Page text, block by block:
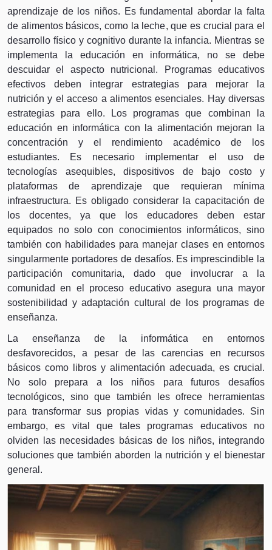
aprendizaje de los niños. Es fundamental abordar la falta
de alimentos básicos, como la leche, que es crucial para el
desarrollo físico y cognitivo durante la infancia. Mientras se
implementa la educación en informática, no se debe
descuidar el aspecto nutricional. Programas educativos
efectivos deben integrar estrategias para mejorar la
nutrición y el acceso a alimentos esenciales. Hay diversas
estrategias para ello. Los programas que combinan la
educación en informática con la alimentación mejoran la
concentración y el rendimiento académico de los
estudiantes. Es necesario implementar el uso de
tecnologías asequibles, dispositivos de bajo costo y
plataformas de aprendizaje que requieran mínima
infraestructura. Es obligado considerar la capacitación de
los docentes, ya que los educadores deben estar
equipados no solo con conocimientos informáticos, sino
también con habilidades para manejar clases en entornos
singularmente portadores de desafíos. Es imprescindible la
participación comunitaria, dado que involucrar a la
comunidad en el proceso educativo asegura una mayor
sostenibilidad y adaptación cultural de los programas de
enseñanza.
La enseñanza de la informática en entornos
desfavorecidos, a pesar de las carencias en recursos
básicos como libros y alimentación adecuada, es crucial.
No solo prepara a los niños para futuros desafíos
tecnológicos, sino que también les ofrece herramientas
para transformar sus propias vidas y comunidades. Sin
embargo, es vital que tales programas educativos no
olviden las necesidades básicas de los niños, integrando
soluciones que también aborden la nutrición y el
bienestar
general.